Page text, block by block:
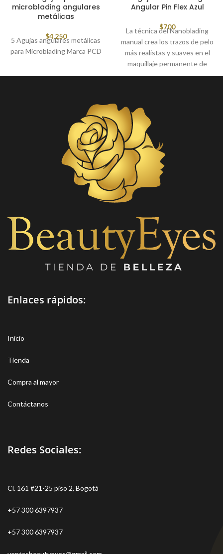
microblading angulares
metálicas
$4,250
5 Agujas angulares metálicas
para Microblading Marca PCD
Angular Pin Flex Azul
$700
La técnica del Nanoblading
manual crea los trazos de pelo
más realistas y suaves en el
maquillaje permanente de
cejas, también conocido como
mas fino que llenan los
espacios en rostros con cejas
delgadas o incluso en caso de
la ausencia de pelo
Enlaces rápidos:
Inicio
Tienda
Compra al mayor
Contáctanos
Redes Sociales:
Cl. 161 #21-25 piso 2, Bogotá
+57 300 6397937
+57 300 6397937